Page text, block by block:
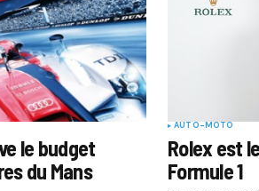
le budget
du Mans
AUTO-MOTO
Rolex est
Formule 1